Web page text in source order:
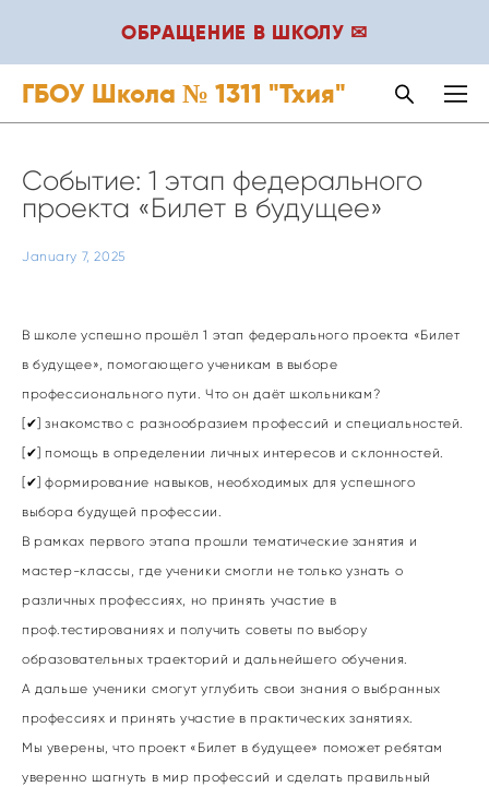
ОБРАЩЕНИЕ В ШКОЛУ ✉
ГБОУ Школа № 1311 "Тхия"
January 7, 2025
Событие: 1 этап федерального
проекта «Билет в будущее»
В школе успешно прошёл 1 этап федерального проекта «Билет
в будущее», помогающего ученикам в выборе
профессионального пути. Что он даёт школьникам?
[✔] знакомство с разнообразием профессий и специальностей.
[✔] помощь в определении личных интересов и склонностей.
[✔] формирование навыков, необходимых для успешного
выбора будущей профессии.
В рамках первого этапа прошли тематические занятия и
мастер-классы, где ученики смогли не только узнать о
различных профессиях, но принять участие в
проф.тестированиях и получить советы по выбору
образовательных траекторий и дальнейшего обучения.
А дальше ученики смогут углубить свои знания о выбранных
профессиях и принять участие в практических занятиях.
Мы уверены, что проект «Билет в будущее» поможет ребятам
уверенно шагнуть в мир профессий и сделать правильный